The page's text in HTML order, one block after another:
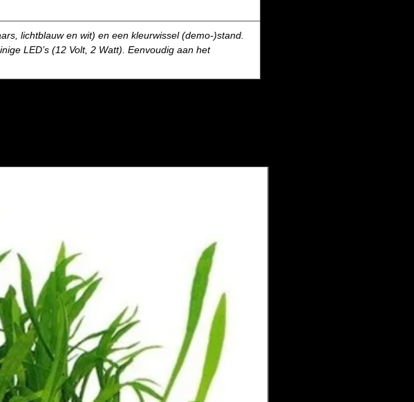
lichtblauw en wit) en een kleurwissel (demo-)stand.
LED’s (12 Volt, 2 Watt). Eenvoudig aan het